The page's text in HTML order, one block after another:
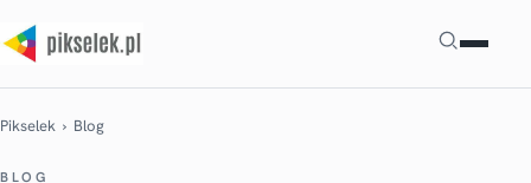
Szukaj
Pikselek › Blog
BLOG